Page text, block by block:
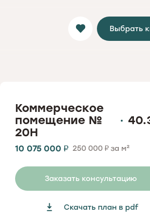
Выбрать
Коммерческое
помещение No.
20Н
10 075 000 ₽ 250 000 ₽за м²
Заказать консультацию
Скачать план в pdf